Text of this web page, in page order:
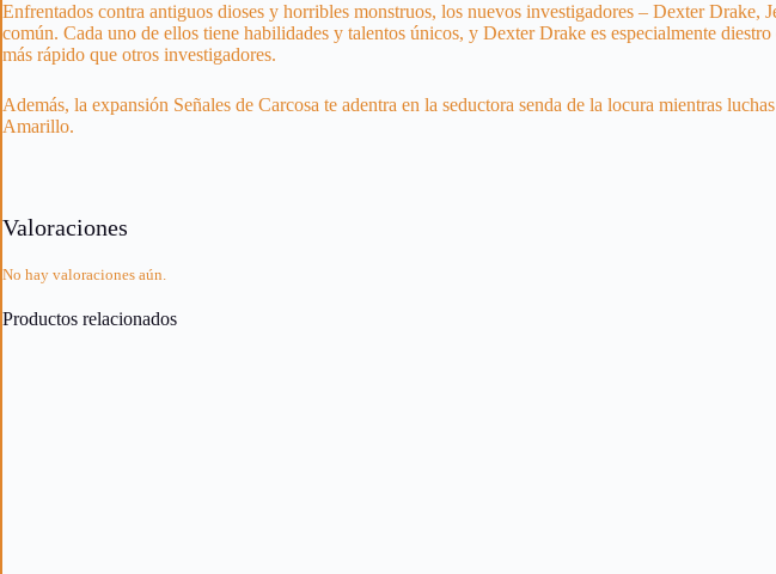
Enfrentados contra antiguos dioses y horribles monstruos, los nuevos investigadores – Dexter
común. Cada uno de ellos tiene habilidades y talentos únicos, y Dexter Drake es especialmente
más rápido que otros investigadores.
Además, la expansión Señales de Carcosa te adentra en la seductora senda de la locura mientras
Amarillo.
Valoraciones
No hay valoraciones aún.
Productos relacionados